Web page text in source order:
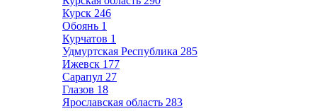
Курск 246
Обоянь 1
Курчатов 1
Удмуртская Республика 285
Ижевск 177
Сарапул 27
Глазов 18
Ярославская область 283